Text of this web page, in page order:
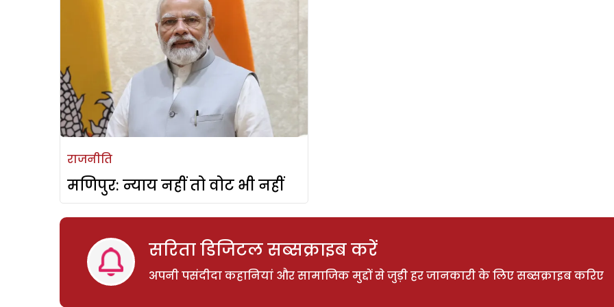
राजनीति
मणिपुर: न्याय नहीं तो वोट भी नहीं
सरिता डिजिटल सब्सक्राइब करें
अपनी पसंदीदा कहानियां और सामाजिक मुद्दों से जुड़ी हर जानकारी के लिए सब्सक्राइब करिए